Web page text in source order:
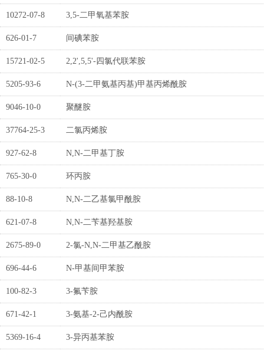
10272-07-8 3,5-二甲氧基苯胺
626-01-7 间碘苯胺
15721-02-5 2,2',5,5'-四氯代联苯胺
5205-93-6 N-(3-二甲氨基丙基)甲基丙烯酰胺
9046-10-0 聚醚胺
37764-25-3 二氯丙烯胺
927-62-8 N,N-二甲基丁胺
765-30-0 环丙胺
88-10-8 N,N-二乙基氯甲酰胺
621-07-8 N,N-二苄基羟基胺
2675-89-0 2-氯-N,N-二甲基乙酰胺
696-44-6 N-甲基间甲苯胺
100-82-3 3-氟苄胺
671-42-1 3-氨基-2-己内酰胺
5369-16-4 3-异丙基苯胺